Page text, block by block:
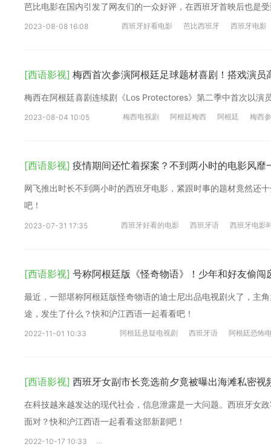
芭比电影在国内引发了网友们的一众好评，在西班牙首映后也是
2023-08-08 16:08 西班牙好看电影 芭比西班牙 西班牙电影
[西语影视] 梅西首次参演阿根廷足球题材喜剧！搭戏演
梅西在阿根廷喜剧连续剧《Los Protectores》第二季中首次以演
2023-08-04 10:05 梅西电视剧 阿根廷梅西 阿根廷 梅西
[西语影视] 疫情期间还忙着探案？不到两小时的电影风靡
网飞推出时长不到两小时的西班牙电影，紧跟时事的题材竟然还
吧！
2023-07-31 17:35 西班牙好看的电影 西班牙语 西班牙电影
[西语影视] 号称阿根廷版《怪奇物语》！少年和好友偷闯
最近，一部堪称阿根廷版怪奇物语的迪士尼出品电视剧火了，主
途，发生了什么？快和沪江西语一起看看吧！
2022-11-01 10:33 阿根廷悬疑电视剧 西班牙语 阿根廷恐怖
[西语影视] 西班牙女副市长竞选前夕竟被曝出海滩私密视
在科技越来越发达的现代社会，信息泄露是一大问题。西班牙女
面对？快和沪江西语一起看看这部新剧吧！
2022-10-17 10:33